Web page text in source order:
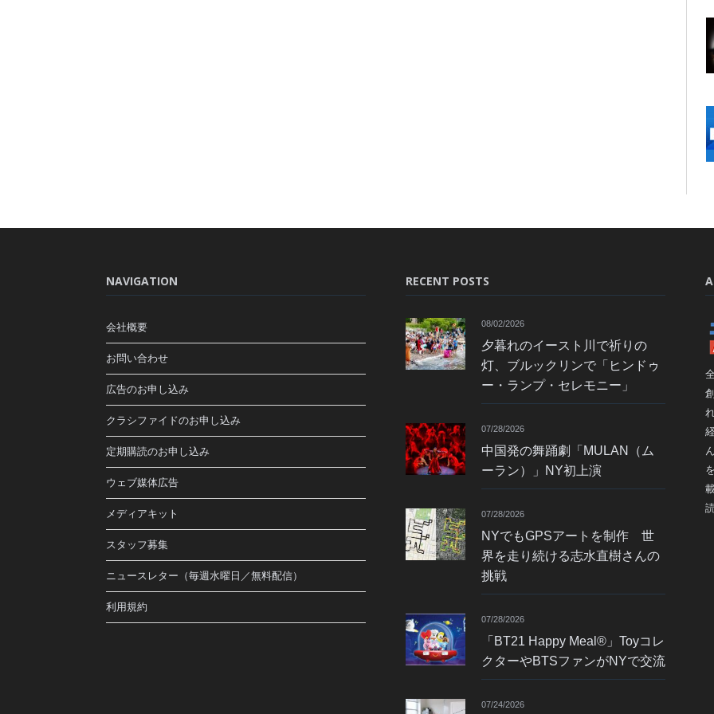
NAVIGATION
会社概要
お問い合わせ
広告のお申し込み
クラシファイドのお申し込み
定期購読のお申し込み
ウェブ媒体広告
メディアキット
スタッフ募集
ニュースレター（毎週水曜日／無料配信）
利用規約
RECENT POSTS
08/02/2026
夕暮れのイースト川で祈りの
灯、ブルックリンで「ヒンドゥ
ー・ランプ・セレモニー」
07/28/2026
中国発の舞踊劇「MULAN（ム
ーラン）」NY初上演
07/28/2026
NYでもGPSアートを制作 世
界を走り続ける志水直樹さんの
挑戦
07/28/2026
「BT21 Happy Meal®」Toyコレ
クターやBTSファンがNYで交流
07/24/2026